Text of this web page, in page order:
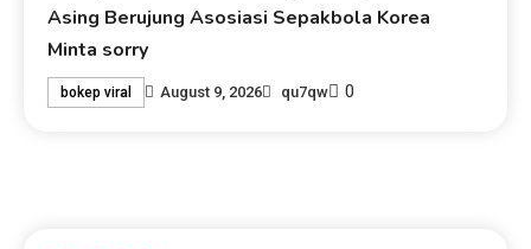
Asing Berujung Asosiasi Sepakbola Korea
Minta sorry
bokep viral August 9, 2026 qu7qw 0